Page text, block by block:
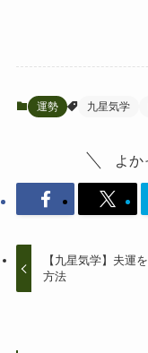
運勢 九星気学
よか
【九星気学】夫運
方法